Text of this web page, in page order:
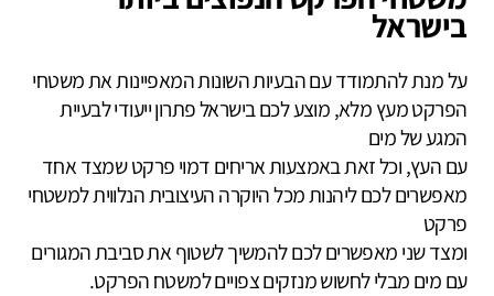
בישראל
על מנת להתמודד עם הבעיות השונות המאפיינות את משטחי
הפרקט מעץ מלא, מוצע לכם בישראל פתרון ייעודי לבעיית
המגע של מים
עם העץ, וכל זאת באמצעות אריחים דמוי פרקט שמצד אחד
מאפשרים לכם ליהנות מכל היוקרה העיצובית הנלווית למשטחי
פרקט
ומצד שני מאפשרים לכם להמשיך לשטוף את סביבת המגורים
עם מים מבלי לחשוש מנזקים צפויים למשטח הפרקט.